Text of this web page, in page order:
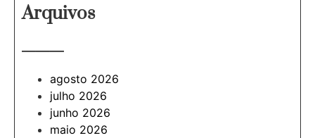
Arquivos
———
agosto 2026
julho 2026
junho 2026
maio 2026